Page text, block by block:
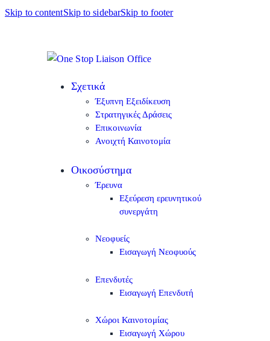
Skip to contentSkip to sidebarSkip to footer
Σχετικά
Έξυπνη Εξειδίκευση
Στρατηγικές Δράσεις
Επικοινωνία
Ανοιχτή Καινοτομία
Οικοσύστημα
Έρευνα
Εξεύρεση ερευνητικού
συνεργάτη
Νεοφυείς
Εισαγωγή Νεοφυούς
Επενδυτές
Εισαγωγή Επενδυτή
Χώροι Καινοτομίας
Εισαγωγή Χώρου